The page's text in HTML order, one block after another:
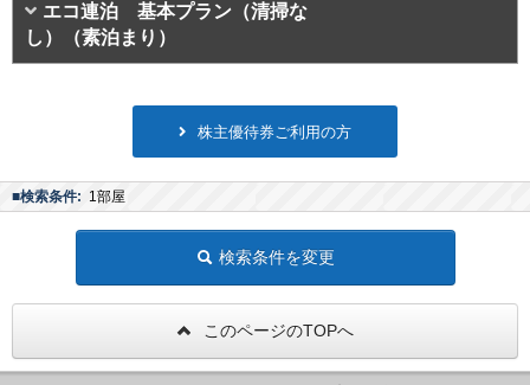
エコ連泊 基本プラン（清掃な
し）（素泊まり）
株主優待券ご利用の方
■検索条件: 1部屋
検索条件を変更
このページのTOPへ